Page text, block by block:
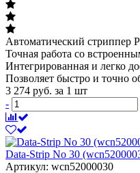
Автоматический стриппер
Точная работа со
Интегрированная и легко
Позволяет быстро и точно
3 274 руб. за 1 шт
-
Data-Strip No 30
Артикул: wcn52000030